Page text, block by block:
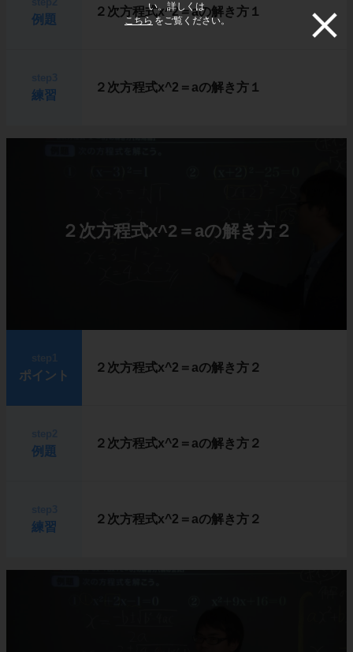
い。詳しくは
こちら をご覧ください。
例題
２次方程式x^2＝aの解き方１
練習
２次方程式x^2＝aの解き方１
２次方程式x^2＝aの解き方２
ポイント
２次方程式x^2＝aの解き方２
例題
２次方程式x^2＝aの解き方２
練習
２次方程式x^2＝aの解き方２